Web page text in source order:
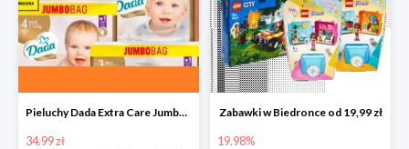
Pieluchy Dada Extra Care Jumbo Bag w super cenie
34.99 zł
Zabawki w Biedronce od 19,99 zł
19.98%